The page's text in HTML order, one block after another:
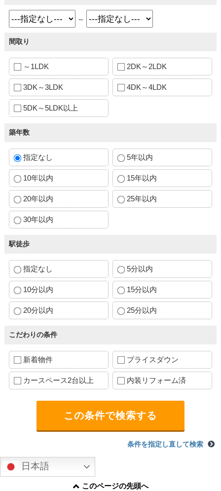
～
間取り
～1LDK 2DK～2LDK
3DK～3LDK 4DK～4LDK
5DK～5LDK以上
築年数
指定なし 5年以内
10年以内 15年以内
20年以内 25年以内
30年以内
駅徒歩
指定なし 5分以内
10分以内 15分以内
20分以内 25分以内
こだわりの条件
新着物件 プライスダウン
カースペース2台以上 内装リフォーム済
条件を指定し直して検索
日本語
このページの先頭へ